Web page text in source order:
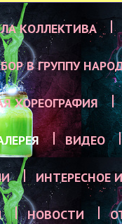
КОЛЛЕКТИВА
В ГРУППУ
ХОРЕОГРАФИЯ
ВИДЕО
ИНТЕРЕСНОЕ
НОВОСТИ